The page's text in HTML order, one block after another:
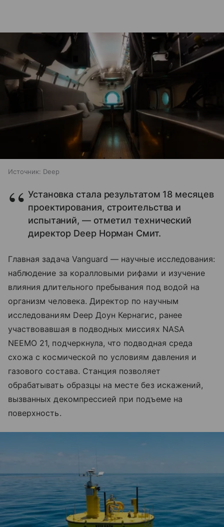
Источник: Deep
Установка стала результатом 18 месяцев
проектирования, строительства и
испытаний, — отметил технический
директор Deep Норман Смит.
Главная задача Vanguard — научные исследования:
наблюдение за коралловыми рифами и изучение
влияния длительного пребывания под водой на
организм человека. Директор по научным
исследованиям Deep Доун Кернагис, ранее
участвовавшая в подводных миссиях NASA
NEEMO 21, подчеркнула, что подводная среда
схожа с космической по условиям давления и
газового состава. Станция позволяет
обрабатывать образцы на месте без искажений,
вызванных декомпрессией при подъеме на
поверхность.